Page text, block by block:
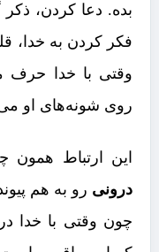
بده. دعا کردن،
فکر کردن به خدا،
وقتی با خدا حرف
روی شونه‌های او
این ارتباط
درونی رو به هم
چون وقتی با خدا